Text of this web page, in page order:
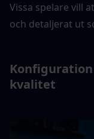
Vissa spelare vill
och detaljerat ut
kvalitet